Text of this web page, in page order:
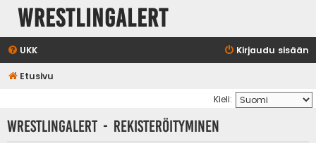
WrestlingAlert
UKK Kirjaudu sisään
Etusivu
Kieli:
WrestlingAlert - Rekisteröityminen